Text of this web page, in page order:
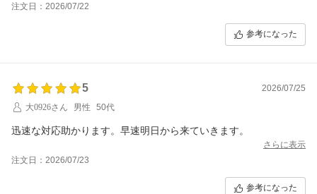
注文日：2026/07/22
参考になった
5
2026/07/25
大0926さん
男性 50代
迅速な対応助かります。早速明日から来ていきます。
さらに表示
注文日：2026/07/23
参考になった